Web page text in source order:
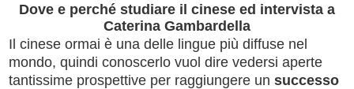
Dove e perché studiare il cinese ed intervista a
Caterina Gambardella
Il cinese ormai è una delle lingue più diffuse nel
mondo, quindi conoscerlo vuol dire vedersi aperte
tantissime prospettive per raggiungere un successo